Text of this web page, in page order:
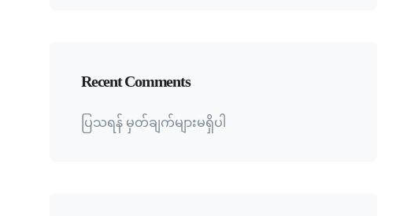
Recent Comments
ပြသရန် မှတ်ချက်များမရှိပါ